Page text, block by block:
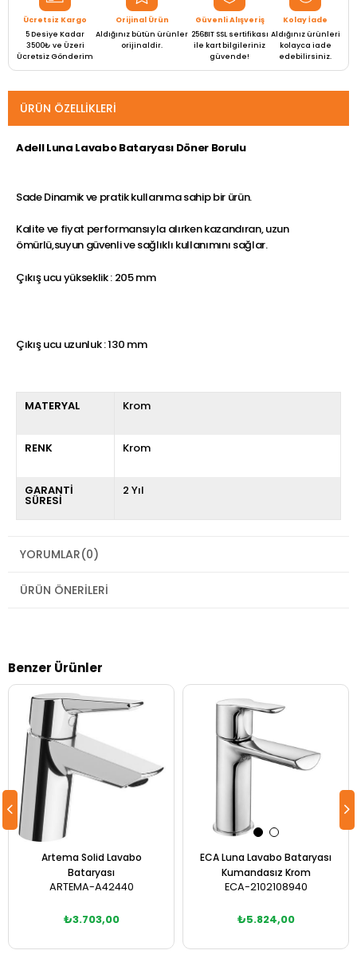
Ücretsiz Kargo
5 Desiye Kadar
3500₺ ve Üzeri
Ücretsiz Gönderim
Orijinal Ürün
Aldığınız bütün ürünler
orijinaldir.
Güvenli Alışveriş
256BIT SSL sertifikası
ile kart bilgileriniz
güvende!
Kolay İade
Aldığınız ürünleri
kolayca iade
edebilirsiniz.
ÜRÜN ÖZELLIKLERI
Adell Luna Lavabo Bataryası Döner Borulu
Sade Dinamik ve pratik kullanıma sahip bir ürün.
Kalite ve fiyat performansıyla alırken kazandıran, uzun
ömürlü,suyun güvenli ve sağlıklı kullanımını sağlar.
Çıkış ucu yükseklik : 205 mm
Çıkış ucu uzunluk : 130 mm
MATERYAL Krom
RENK Krom
GARANTİ
SÜRESİ
2 Yıl
YORUMLAR(0)
ÜRÜN ÖNERILERI
Benzer Ürünler
Artema Solid Lavabo
Bataryası
ARTEMA-A42440
₺3.703,00
ECA Luna Lavabo Bataryası
Kumandasız Krom
ECA-2102108940
₺5.824,00